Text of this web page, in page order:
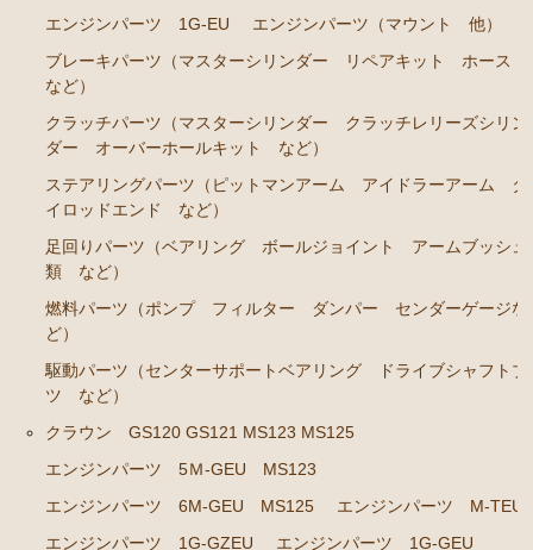
シャフトブーツ など）
クラウン GS120 GS121 MS123 MS125
エンジンパーツ 6M-GEU MS125
エンジンパーツ M-TEU
エンジンパーツ 1G-GZEU
エンジンパーツ 1G-GEU
エンジンパーツ 1G-EU
エンジンパーツ（マウント 他）
冷却パーツ（ポンプ サーモスタット ファン ファ
ト ホース など）
クラッチパーツ（マスターシリンダー クラッチレリ
エンジンパーツ 1G-EU
エンジンパーツ（マウント 他）
ブレーキパーツ（マスターシリンダー リペアキット ホース
など）
クラッチパーツ（マスターシリンダー クラッチレリーズシリン
ダー オーバーホールキット など）
ステアリングパーツ（ピットマンアーム アイドラーアーム タ
イロッドエンド など）
足回りパーツ（ベアリング ボールジョイント アームブッシュ
類 など）
燃料パーツ（ポンプ フィルター ダンパー センダーゲージな
ど）
駆動パーツ（センターサポートベアリング ドライブシャフトブ
ツ など）
クラウン GS120 GS121 MS123 MS125
エンジンパーツ 5Ｍ-GEU MS123
エンジンパーツ 6M-GEU MS125
エンジンパーツ M-TEU
エンジンパーツ 1G-GZEU
エンジンパーツ 1G-GEU